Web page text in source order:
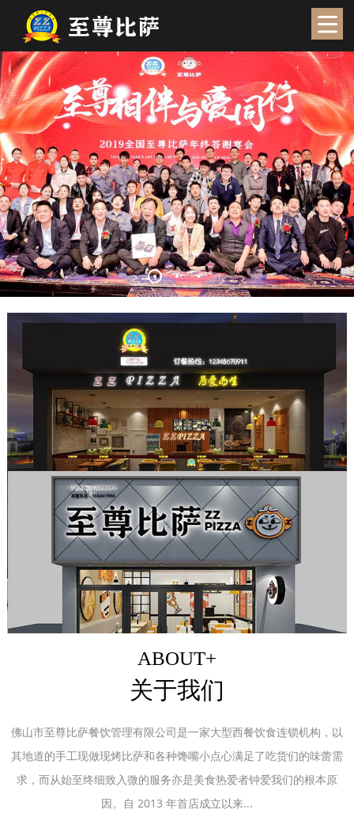
ABOUT+
关于我们
佛山市至尊比萨餐饮管理有限公司是一家大型西餐饮食连锁机构，以
其地道的手工现做现烤比萨和各种馋嘴小点心满足了吃货们的味蕾需
求，而从始至终细致入微的服务亦是美食热爱者钟爱我们的根本原
因。自 2013 年首店成立以来...